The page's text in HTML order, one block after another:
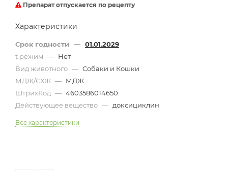
Препарат отпускается по рецепту
Характеристики
Срок годности — 01.01.2029
t режим — Нет
Вид животного — Собаки и Кошки
МДЖ/СХЖ — МДЖ
ШтрихКод — 4603586014650
Действующее вещество — доксициклин
Все характеристики